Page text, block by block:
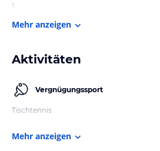
1
Mehr anzeigen
Aktivitäten
Vergnügungssport
Tischtennis
Mehr anzeigen